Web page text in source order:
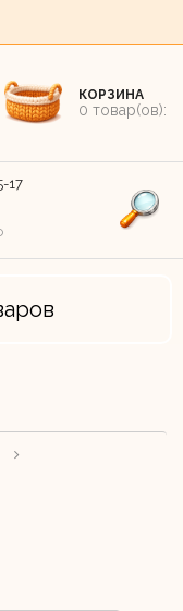
КОРЗИНА
0 товар(ов):
17